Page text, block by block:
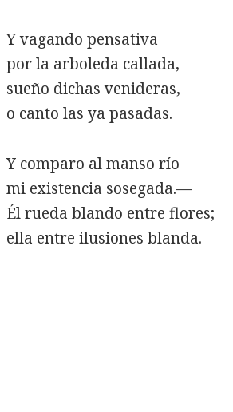
Y vagando pensativa
por la arboleda callada,
sueño dichas venideras,
o canto las ya pasadas.
Y comparo al manso río
mi existencia sosegada.—
Él rueda blando entre flores;
ella entre ilusiones blanda.